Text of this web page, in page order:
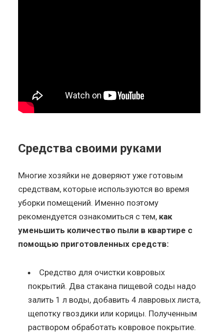
Средства своими руками
Многие хозяйки не доверяют уже готовым
средствам, которые используются во время
уборки помещений. Именно поэтому
рекомендуется ознакомиться с тем, как
уменьшить количество пыли в квартире с
помощью приготовленных средств:
Средство для очистки ковровых
покрытий. Два стакана пищевой соды надо
залить 1 л воды, добавить 4 лавровых листа,
щепотку гвоздики или корицы. Полученным
раствором обработать ковровое покрытие.